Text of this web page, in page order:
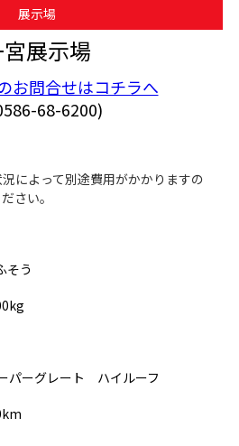
展示場
展示場
お問合せはコチラへ
68-6200)
によって別途費用がかかりますの
さい。
そう
パーグレート ハイルーフ